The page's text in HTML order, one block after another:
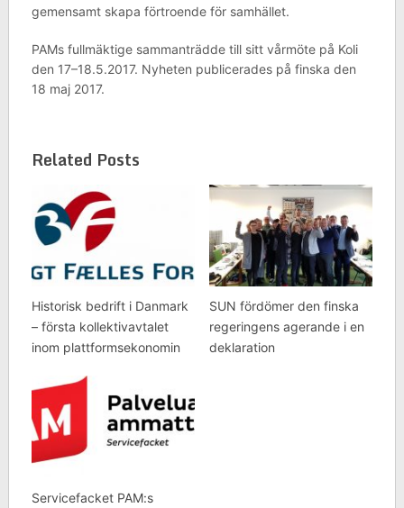
gemensamt skapa förtroende för samhället.
PAMs fullmäktige sammanträdde till sitt vårmöte på Koli
den 17–18.5.2017. Nyheten publicerades på finska den
18 maj 2017.
Related Posts
Historisk bedrift i Danmark
– första kollektivavtalet
inom plattformsekonomin
SUN fördömer den finska
regeringens agerande i en
deklaration
Servicefacket PAM:s